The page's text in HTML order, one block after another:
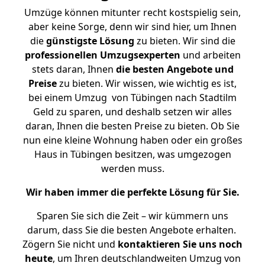
Umzüge können mitunter recht kostspielig sein,
aber keine Sorge, denn wir sind hier, um Ihnen
diegünstigste Lösung zu bieten. Wir sind die
professionellen Umzugsexperten und arbeiten
stets daran, Ihnen die besten Angebote und
Preisezu bieten. Wir wissen, wie wichtig es ist,
bei einem Umzug von Tübingen nach Stadtilm
Geld zu sparen, und deshalb setzen wir alles
daran, Ihnen die besten Preise zu bieten. Ob Sie
nun eine kleine Wohnung haben oder ein großes
Haus in Tübingen besitzen, was umgezogen
werden muss.
Wir haben immer die perfekte Lösung für Sie.
Sparen Sie sich die Zeit – wir kümmern uns
darum, dass Sie die besten Angebote erhalten.
Zögern Sie nicht und kontaktieren Sie uns noch
heute, um Ihren deutschlandweiten Umzug von